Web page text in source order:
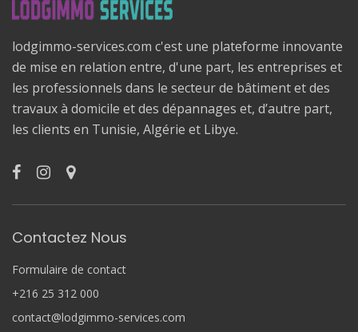
lodgimmo-services.com c'est une plateforme innovante
de mise en relation entre, d'une part, les entreprises et
les professionnels dans le secteur de bâtiment et des
travaux à domicile et des dépannages et, d’autre part,
les clients en Tunisie, Algérie et Libye.
Contactez Nous
Formulaire de contact
+216 25 312 000
contact@lodgimmo-services.com